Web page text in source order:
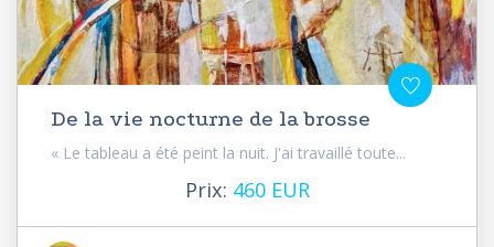
De la vie nocturne de la brosse
« Le tableau a été peint la nuit. J'ai travaillé toute...
Prix: 460 EUR